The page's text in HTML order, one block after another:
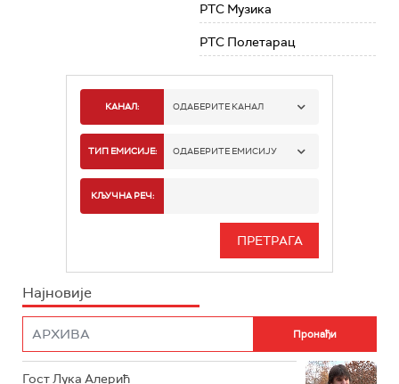
РТС Музика
РТС Полетарац
КАНАЛ: ОДАБЕРИТЕ КАНАЛ
РТС 1
РТС 3
ТИП ЕМИСИЈЕ: ОДАБЕРИТЕ ЕМИСИЈУ
ИНФО
КЉУЧНА РЕЧ:
Најновије
Гост Лука Алерић